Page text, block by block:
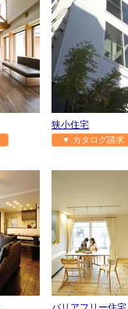
狭小住宅
▼ カタログ請